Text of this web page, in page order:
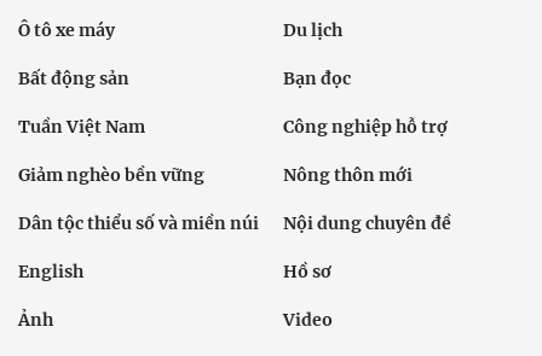
Ô tô xe máy Du lịch
Bất động sản Bạn đọc
Tuần Việt Nam Công nghiệp hỗ trợ
Giảm nghèo bền vững Nông thôn mới
Dân tộc thiểu số và miền núi Nội dung chuyên đề
English Hồ sơ
Ảnh Video